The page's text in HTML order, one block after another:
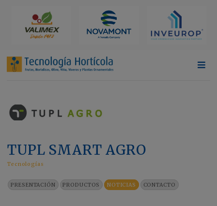
TUPL SMART AGRO
Tecnologías
PRESENTACIÓN PRODUCTOS NOTICIAS CONTACTO